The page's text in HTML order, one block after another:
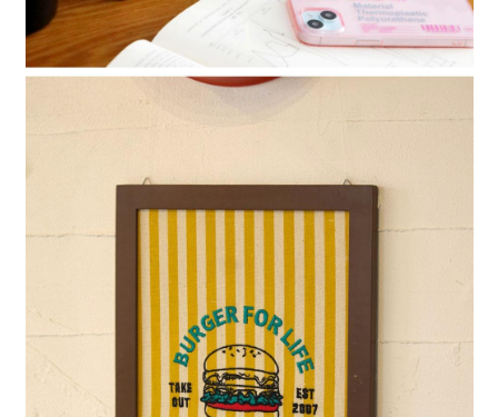
時審查核予不同之上限額度；若仍有額度不足之情形，本公司將視審查結果
請求用戶進行身份認證。
５．嚴禁一人註冊多個帳號或使用他人資訊註冊。若發現惡意使用之情形，
恩沛科技股份有限公司將有權停止該用戶之使用額度並採取法律行動。